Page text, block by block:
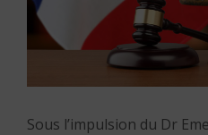
Sous l’impulsion du Dr